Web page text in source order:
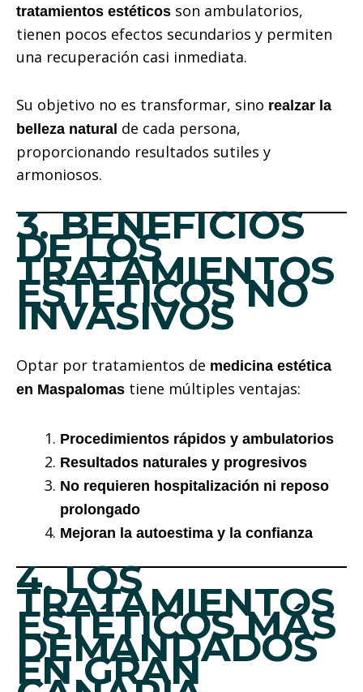
tratamientos estéticos son ambulatorios,
tienen pocos efectos secundarios y permiten
una recuperación casi inmediata.
Su objetivo no es transformar, sino realzar la
belleza natural de cada persona,
proporcionando resultados sutiles y
armoniosos.
3. BENEFICIOS
DE LOS
TRATAMIENTOS
ESTÉTICOS NO
INVASIVOS
Optar por tratamientos de medicina estética
en Maspalomas tiene múltiples ventajas:
Procedimientos rápidos y ambulatorios
Resultados naturales y progresivos
No requieren hospitalización ni reposo
prolongado
Mejoran la autoestima y la confianza
4. LOS
TRATAMIENTOS
ESTÉTICOS MÁS
DEMANDADOS
EN GRAN